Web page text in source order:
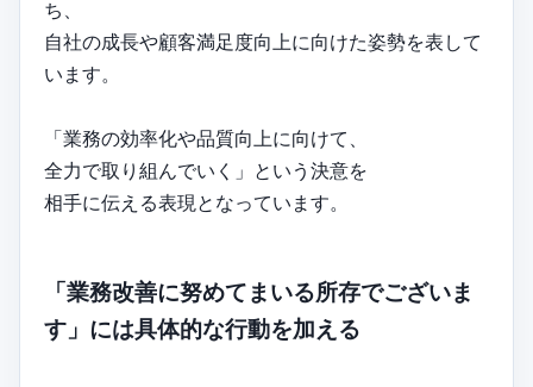
ち、
自社の成長や顧客満足度向上に向けた姿勢を表して
います。
「業務の効率化や品質向上に向けて、
全力で取り組んでいく」という決意を
相手に伝える表現となっています。
「業務改善に努めてまいる所存でございま
す」には具体的な行動を加える